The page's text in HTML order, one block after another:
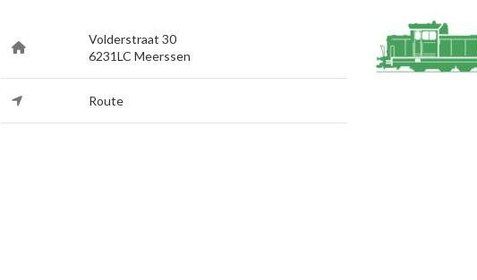
Volderstraat 30
6231LC Meerssen
Route